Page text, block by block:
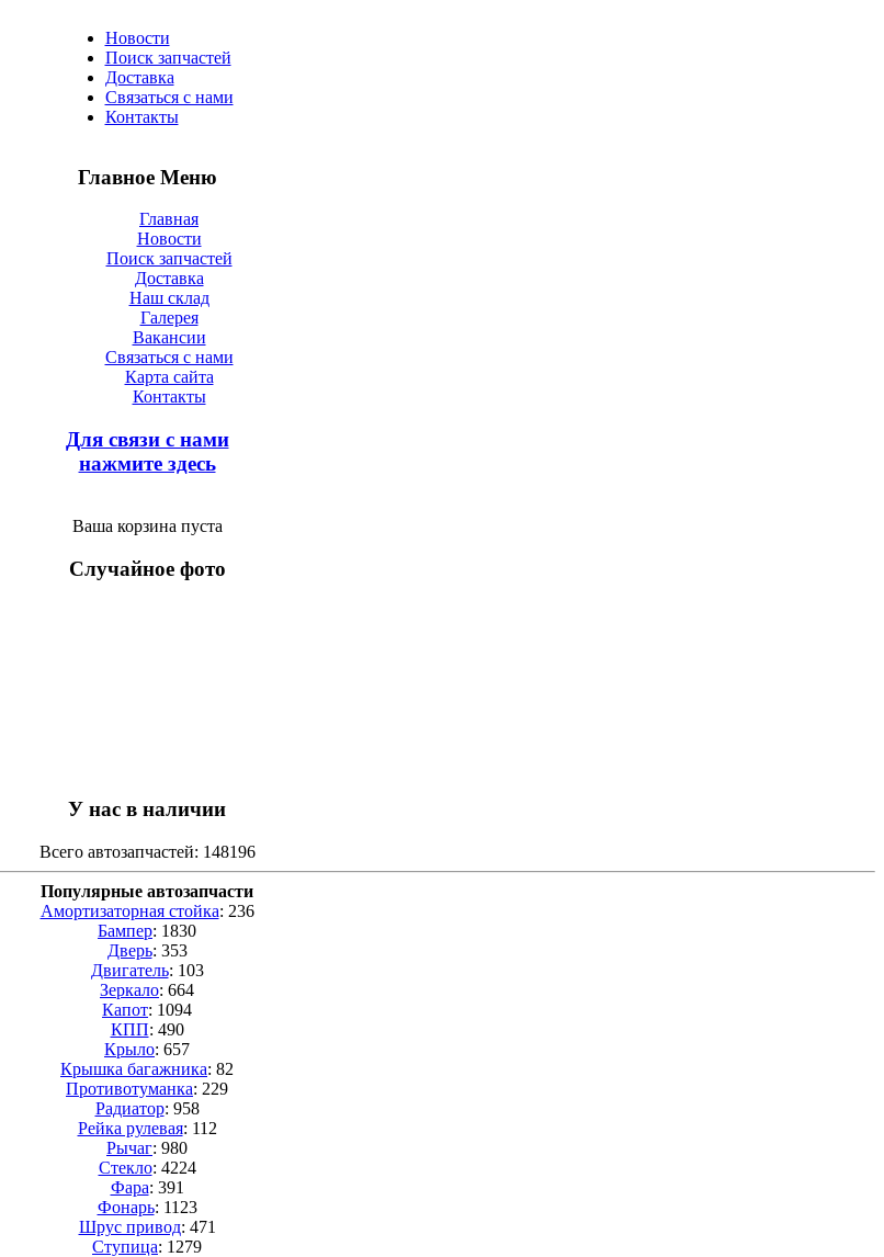
Новости
Поиск запчастей
Доставка
Связаться с нами
Контакты
Главное Меню
Главная
Новости
Поиск запчастей
Доставка
Наш склад
Галерея
Вакансии
Связаться с нами
Карта сайта
Контакты
Для связи с нами
нажмите здесь
Ваша корзина пуста
Случайное фото
У нас в наличии
Всего автозапчастей: 148196
Популярные автозапчасти
Амортизаторная стойка: 236
Бампер: 1830
Дверь: 353
Двигатель: 103
Зеркало: 664
Капот: 1094
КПП: 490
Крыло: 657
Крышка багажника: 82
Противотуманка: 229
Радиатор: 958
Рейка рулевая: 112
Рычаг: 980
Стекло: 4224
Фара: 391
Фонарь: 1123
Шрус привод: 471
Cтупица: 1279